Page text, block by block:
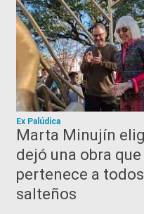
Ex Palúdica
Marta Minujín
dejó una obra que
pertenece a
salteños